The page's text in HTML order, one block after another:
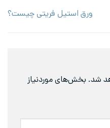
ورق استیل فریتی چیست؟
شد. بخش‌های موردنیاز